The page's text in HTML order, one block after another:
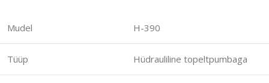
Mudel H-390
Tüüp Hüdrauliline topeltpumbaga